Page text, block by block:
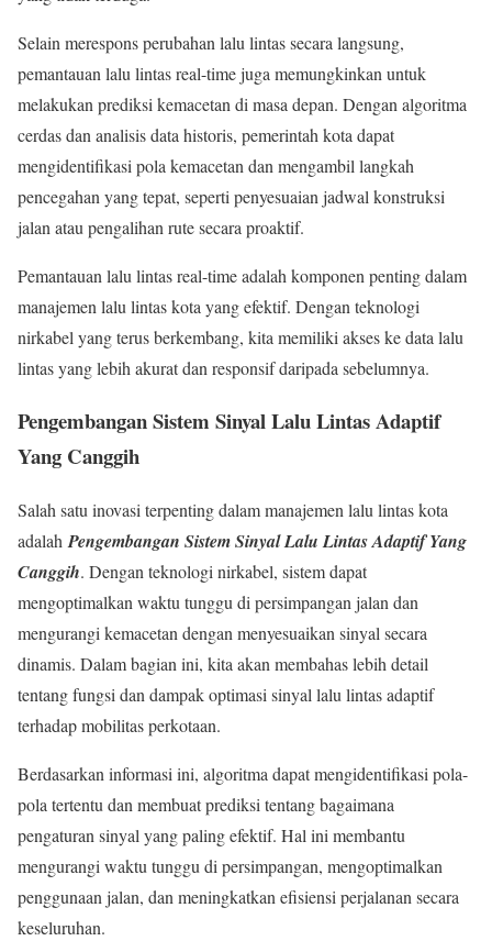
Selain merespons perubahan lalu lintas secara langsung,
pemantauan lalu lintas real-time juga memungkinkan untuk
melakukan prediksi kemacetan di masa depan. Dengan algoritma
cerdas dan analisis data historis, pemerintah kota dapat
mengidentifikasi pola kemacetan dan mengambil langkah
pencegahan yang tepat, seperti penyesuaian jadwal konstruksi
jalan atau pengalihan rute secara proaktif.
Pemantauan lalu lintas real-time adalah komponen penting dalam
manajemen lalu lintas kota yang efektif. Dengan teknologi
nirkabel yang terus berkembang, kita memiliki akses ke data lalu
lintas yang lebih akurat dan responsif daripada sebelumnya.
Pengembangan Sistem Sinyal Lalu Lintas Adaptif
Yang Canggih
Salah satu inovasi terpenting dalam manajemen lalu lintas kota
adalah Pengembangan Sistem Sinyal Lalu Lintas Adaptif Yang
Canggih. Dengan teknologi nirkabel, sistem dapat
mengoptimalkan waktu tunggu di persimpangan jalan dan
mengurangi kemacetan dengan menyesuaikan sinyal secara
dinamis. Dalam bagian ini, kita akan membahas lebih detail
tentang fungsi dan dampak optimasi sinyal lalu lintas adaptif
terhadap mobilitas perkotaan.
Berdasarkan informasi ini, algoritma dapat mengidentifikasi pola-
pola tertentu dan membuat prediksi tentang bagaimana
pengaturan sinyal yang paling efektif. Hal ini membantu
mengurangi waktu tunggu di persimpangan, mengoptimalkan
penggunaan jalan, dan meningkatkan efisiensi perjalanan secara
keseluruhan.